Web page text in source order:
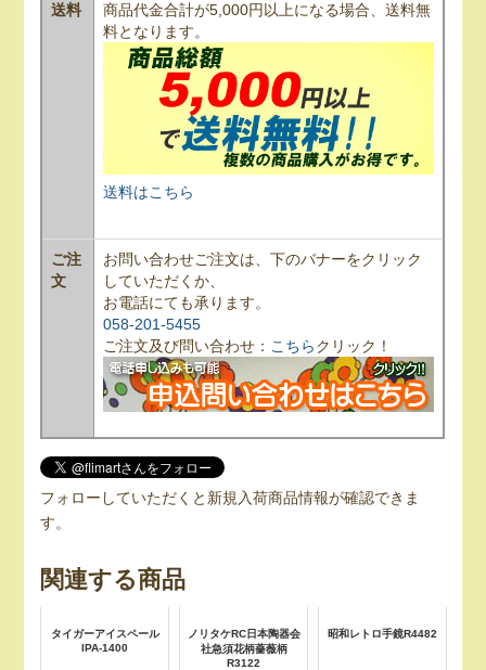
送料
商品代金合計が5,000円以上になる場合、送料無
料となります。
送料はこちら
ご注
文
お問い合わせご注文は、下のバナーをクリック
していただくか、
お電話にても承ります。
058-201-5455
ご注文及び問い合わせ： こちらクリック！
フォローしていただくと新規入荷商品情報が確認できま
す。
関連する商品
タイガーアイスペール
IPA-1400
ノリタケRC日本陶器会
社急須花柄薔薇柄
R3122
昭和レトロ手鏡R4482